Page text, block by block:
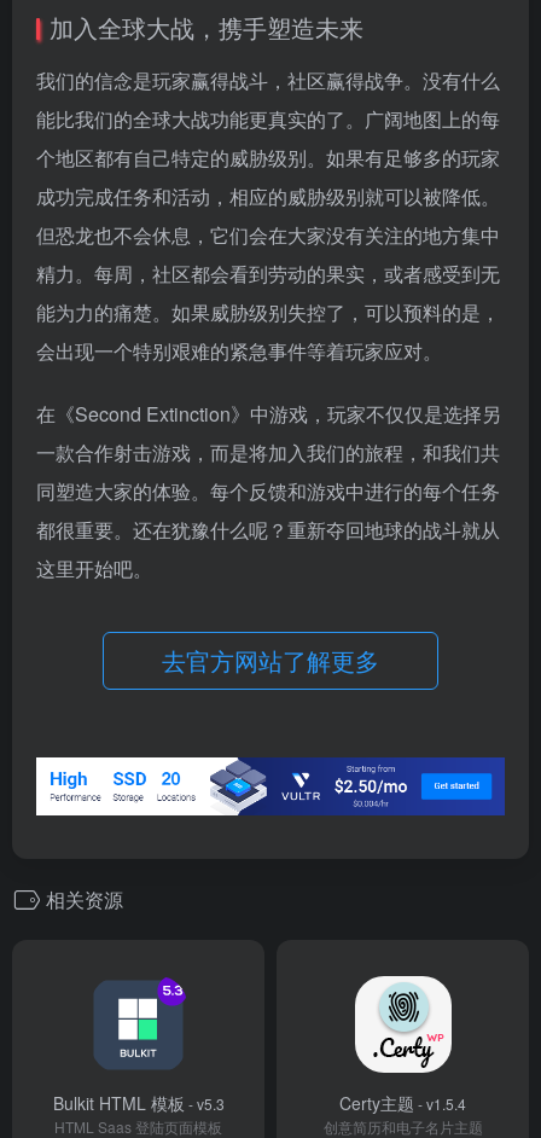
加入全球大战，携手塑造未来
我们的信念是玩家赢得战斗，社区赢得战争。没有什么
能比我们的全球大战功能更真实的了。广阔地图上的每
个地区都有自己特定的威胁级别。如果有足够多的玩家
成功完成任务和活动，相应的威胁级别就可以被降低。
但恐龙也不会休息，它们会在大家没有关注的地方集中
精力。每周，社区都会看到劳动的果实，或者感受到无
能为力的痛楚。如果威胁级别失控了，可以预料的是，
会出现一个特别艰难的紧急事件等着玩家应对。
在《Second Extinction》中游戏，玩家不仅仅是选择另
一款合作射击游戏，而是将加入我们的旅程，和我们共
同塑造大家的体验。每个反馈和游戏中进行的每个任务
都很重要。还在犹豫什么呢？重新夺回地球的战斗就从
这里开始吧。
去官方网站了解更多
相关资源
Bulkit HTML 模板 - v5.3
HTML Saas 登陆页面模板
Certy主题 - v1.5.4
创意简历和电子名片主题